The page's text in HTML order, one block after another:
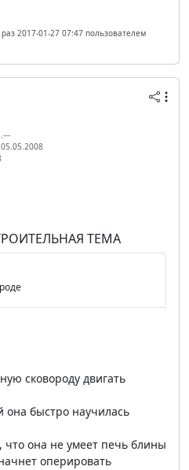
2017-01-27 07:47 пользователем
ТЕМА
сковороду двигать
она быстро научилась
что она не умеет печь блины
оперировать